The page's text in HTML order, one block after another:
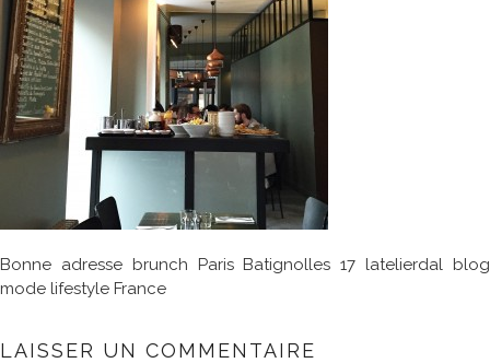
Bonne adresse brunch Paris Batignolles 17 latelierdal blog
mode lifestyle France
LAISSER UN COMMENTAIRE